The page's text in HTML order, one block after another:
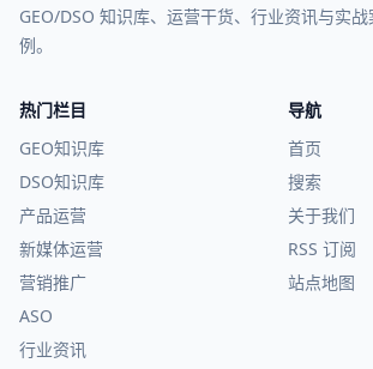
GEO/DSO 知识库、运营干货、行业资讯与实战
例。
热门栏目
GEO知识库
DSO知识库
产品运营
新媒体运营
营销推广
ASO
行业资讯
导航
首页
搜索
关于我们
RSS 订阅
站点地图